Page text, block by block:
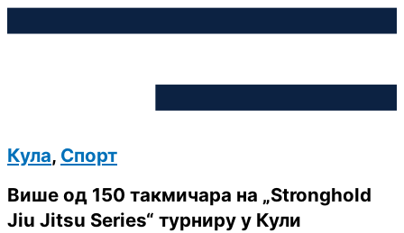
Кула, Спорт
Више од 150 такмичара на „Stronghold
Jiu Jitsu Series“ турниру у Кули